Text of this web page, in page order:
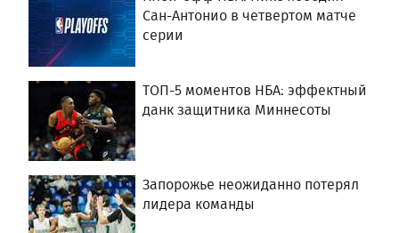
Сан-Антонио в четвертом матче
серии
ТОП-5 моментов НБА: эффектный
данк защитника Миннесоты
Запорожье неожиданно потерял
лидера команды